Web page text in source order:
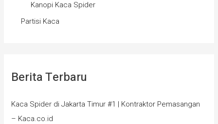
Kanopi Kaca Spider
Partisi Kaca
Berita Terbaru
Kaca Spider di Jakarta Timur #1 | Kontraktor Pemasangan
– Kaca.co.id